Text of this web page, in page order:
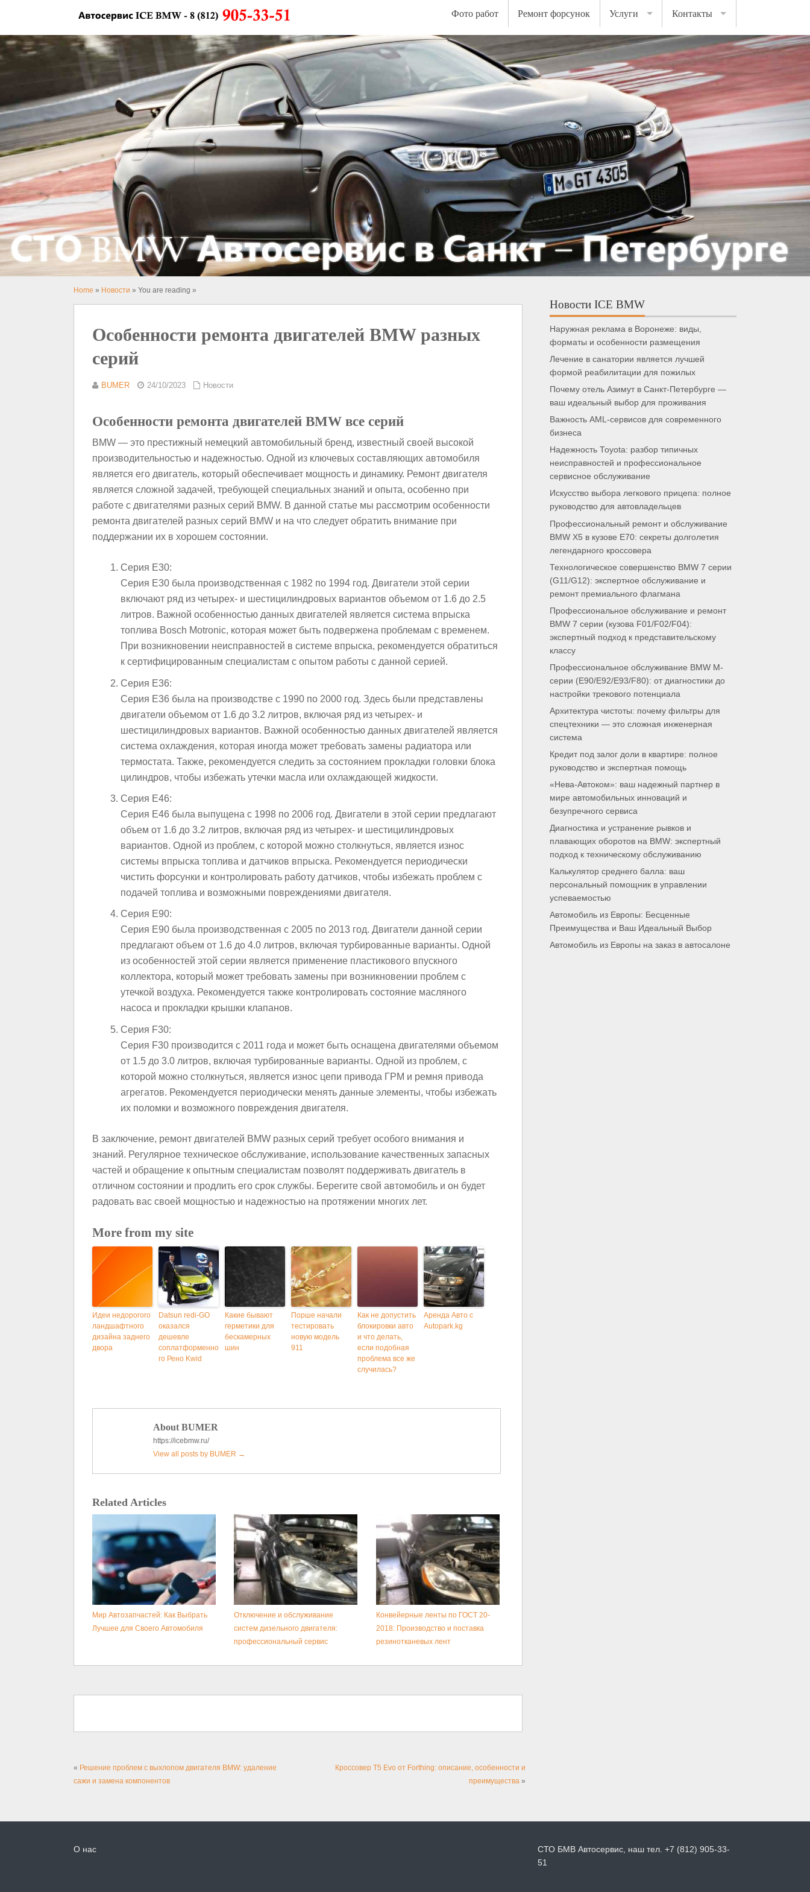
Фото работ Ремонт форсунок Услуги Контакты
Home » Новости » You are reading »
Особенности ремонта двигателей BMW разных
серий
BUMER 24/10/2023 Новости
Особенности ремонта двигателей BMW все серий
BMW — это престижный немецкий автомобильный бренд, известный своей высокой
производительностью и надежностью. Одной из ключевых составляющих автомобиля
является его двигатель, который обеспечивает мощность и динамику. Ремонт двигателя
является сложной задачей, требующей специальных знаний и опыта, особенно при
работе с двигателями разных серий BMW. В данной статье мы рассмотрим особенности
ремонта двигателей разных серий BMW и на что следует обратить внимание при
поддержании их в хорошем состоянии.
Серия E30:
Серия E30 была производственная с 1982 по 1994 год. Двигатели этой серии
включают ряд из четырех- и шестицилиндровых вариантов объемом от 1.6 до 2.5
литров. Важной особенностью данных двигателей является система впрыска
топлива Bosch Motronic, которая может быть подвержена проблемам с временем.
При возникновении неисправностей в системе впрыска, рекомендуется обратиться
к сертифицированным специалистам с опытом работы с данной серией.
Серия E36:
Серия E36 была на производстве с 1990 по 2000 год. Здесь были представлены
двигатели объемом от 1.6 до 3.2 литров, включая ряд из четырех- и
шестицилиндровых вариантов. Важной особенностью данных двигателей является
система охлаждения, которая иногда может требовать замены радиатора или
термостата. Также, рекомендуется следить за состоянием прокладки головки блока
цилиндров, чтобы избежать утечки масла или охлаждающей жидкости.
Серия E46:
Серия E46 была выпущена с 1998 по 2006 год. Двигатели в этой серии предлагают
объем от 1.6 до 3.2 литров, включая ряд из четырех- и шестицилиндровых
вариантов. Одной из проблем, с которой можно столкнуться, является износ
системы впрыска топлива и датчиков впрыска. Рекомендуется периодически
чистить форсунки и контролировать работу датчиков, чтобы избежать проблем с
подачей топлива и возможными повреждениями двигателя.
Серия E90:
Серия E90 была производственная с 2005 по 2013 год. Двигатели данной серии
предлагают объем от 1.6 до 4.0 литров, включая турбированные варианты. Одной
из особенностей этой серии является применение пластикового впускного
коллектора, который может требовать замены при возникновении проблем с
утечкой воздуха. Рекомендуется также контролировать состояние масляного
насоса и прокладки крышки клапанов.
Серия F30:
Серия F30 производится с 2011 года и может быть оснащена двигателями объемом
от 1.5 до 3.0 литров, включая турбированные варианты. Одной из проблем, с
которой можно столкнуться, является износ цепи привода ГРМ и ремня привода
агрегатов. Рекомендуется периодически менять данные элементы, чтобы избежать
их поломки и возможного повреждения двигателя.
В заключение, ремонт двигателей BMW разных серий требует особого внимания и
знаний. Регулярное техническое обслуживание, использование качественных запасных
частей и обращение к опытным специалистам позволят поддерживать двигатель в
отличном состоянии и продлить его срок службы. Берегите свой автомобиль и он будет
радовать вас своей мощностью и надежностью на протяжении многих лет.
More from my site
Идеи недорогого
ландшафтного
дизайна заднего
двора
Datsun redi-GO
оказался
дешевле
соплатформенно
го Рено Kwid
Какие бывают
герметики для
бескамерных
шин
Порше начали
тестировать
новую модель
911
Как не допустить
блокировки авто
и что делать,
если подобная
проблема все же
случилась?
Аренда Авто с
Autopark.kg
About BUMER
https://icebmw.ru/
View all posts by BUMER →
Related Articles
Мир Автозапчастей: Как Выбрать
Лучшее для Своего Автомобиля
Отключение и обслуживание
систем дизельного двигателя:
профессиональный сервис
Конвейерные ленты по ГОСТ 20-
2018: Производство и поставка
резинотканевых лент
« Решение проблем с выхлопом двигателя BMW: удаление
сажи и замена компонентов
Кроссовер T5 Evo от Forthing: описание, особенности и
преимущества »
Новости ICE BMW
Наружная реклама в Воронеже: виды,
форматы и особенности размещения
Лечение в санатории является лучшей
формой реабилитации для пожилых
Почему отель Азимут в Санкт-Петербурге —
ваш идеальный выбор для проживания
Важность AML-сервисов для современного
бизнеса
Надежность Toyota: разбор типичных
неисправностей и профессиональное
сервисное обслуживание
Искусство выбора легкового прицепа: полное
руководство для автовладельцев
Профессиональный ремонт и обслуживание
BMW X5 в кузове E70: секреты долголетия
легендарного кроссовера
Технологическое совершенство BMW 7 серии
(G11/G12): экспертное обслуживание и
ремонт премиального флагмана
Профессиональное обслуживание и ремонт
BMW 7 серии (кузова F01/F02/F04):
экспертный подход к представительскому
классу
Профессиональное обслуживание BMW M-
серии (E90/E92/E93/F80): от диагностики до
настройки трекового потенциала
Архитектура чистоты: почему фильтры для
спецтехники — это сложная инженерная
система
Кредит под залог доли в квартире: полное
руководство и экспертная помощь
«Нева-Автоком»: ваш надежный партнер в
мире автомобильных инноваций и
безупречного сервиса
Диагностика и устранение рывков и
плавающих оборотов на BMW: экспертный
подход к техническому обслуживанию
Калькулятор среднего балла: ваш
персональный помощник в управлении
успеваемостью
Автомобиль из Европы: Бесценные
Преимущества и Ваш Идеальный Выбор
Автомобиль из Европы на заказ в автосалоне
О нас
СТО БМВ Автосервис, наш тел. +7 (812) 905-33-
51